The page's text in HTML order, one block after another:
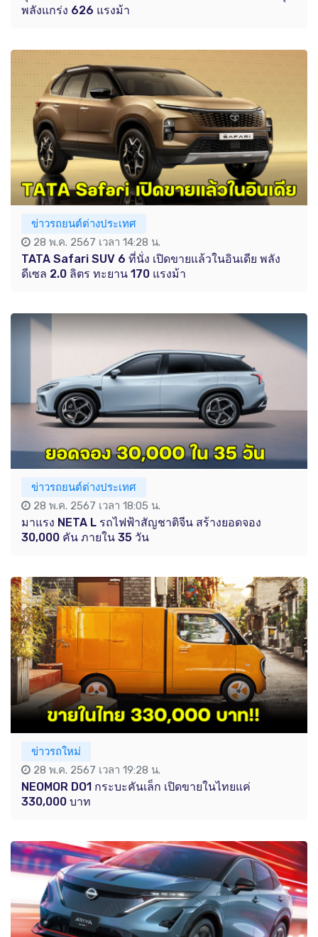
พลังแกร่ง 626 แรงม้า
ข่าวรถยนต์ต่างประเทศ
28 พ.ค. 2567 เวลา 14:28 น.
TATA Safari SUV 6 ที่นั่ง เปิดขายแล้วในอินเดีย พลัง
ดีเซล 2.0 ลิตร ทะยาน 170 แรงม้า
ข่าวรถยนต์ต่างประเทศ
28 พ.ค. 2567 เวลา 18:05 น.
มาแรง NETA L รถไฟฟ้าสัญชาติจีน สร้างยอดจอง
30,000 คัน ภายใน 35 วัน
ข่าวรถใหม่
28 พ.ค. 2567 เวลา 19:28 น.
NEOMOR DO1 กระบะคันเล็ก เปิดขายในไทยแค่
330,000 บาท